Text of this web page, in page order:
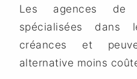
Les agences de
spécialisées dans
créances et
alternative moins